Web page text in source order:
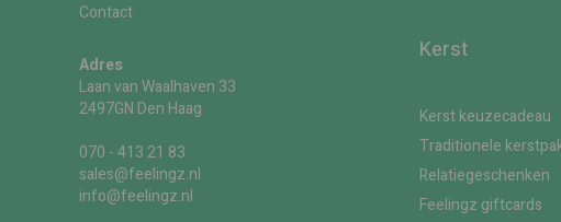
Contact
Adres
Laan van Waalhaven 33
2497GN Den Haag
070 - 413 21 83
sales@feelingz.nl
info@feelingz.nl
Kerst
Kerst keuzecadeau
Traditionele
Relatiegeschenken
Feelingz giftcards